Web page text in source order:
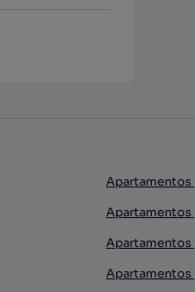
Apartamentos
Apartamentos
Apartamentos
Apartamentos